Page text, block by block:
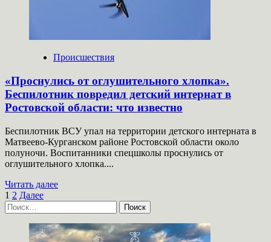
Происшествия
«Проснулись от оглушительного хлопка».
Беспилотник повредил детский интернат в
Ростовской области: что известно
Беспилотник ВСУ упал на территории детского интерната в
Матвеево-Курганском районе Ростовской области около
полуночи. Воспитанники спецшколы проснулись от
оглушительного хлопка....
Читать далееПрочитать
«Проснулись
от
оглушительного
Пагинация
записей
1 2 Далее
Найти: